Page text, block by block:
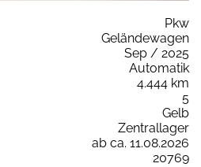
Pkw
Geländewagen
Sep / 2025
Automatik
4.444 km
5
Gelb
Zentrallager
ab ca. 11.08.2026
20769